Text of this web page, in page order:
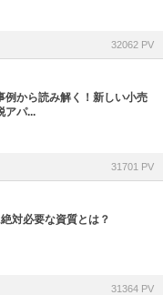
32062 PV
例から読み解く！新しい小売
アパ...
31701 PV
対必要な資質とは？
31364 PV